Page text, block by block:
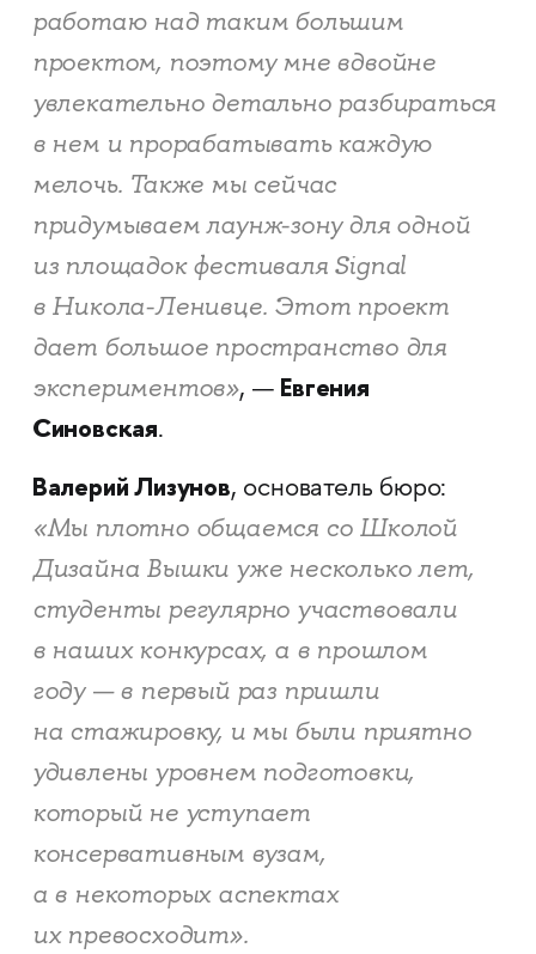
работаю над таким большим
проектом, поэтому мне вдвойне
увлекательно детально разбираться
в нем и прорабатывать каждую
мелочь. Также мы сейчас
придумываем лаунж-зону для одной
из площадок фестиваля Signal
в Никола-Ленивце. Этот проект
дает большое пространство для
экспериментов», — Евгения
Синовская.
Валерий Лизунов, основатель бюро:
«Мы плотно общаемся со Школой
Дизайна Вышки уже несколько лет,
студенты регулярно участвовали
в наших конкурсах, а в прошлом
году — в первый раз пришли
на стажировку, и мы были приятно
удивлены уровнем подготовки,
который не уступает
консервативным вузам,
а в некоторых аспектах
их превосходит».